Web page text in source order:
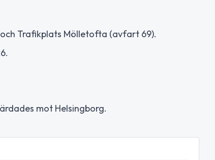
Trafikplats Mölletofta (avfart 69).
mot Helsingborg.